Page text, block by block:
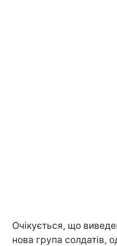
Очікується, що
нова група солдатів,